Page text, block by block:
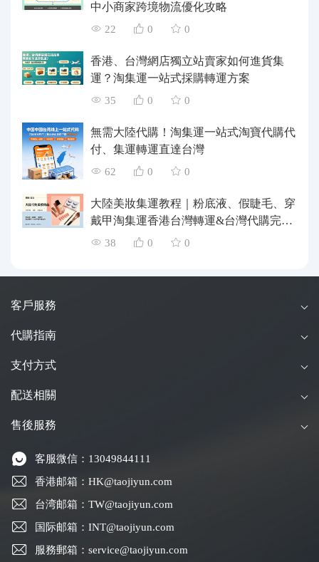
中小商家跨境物流優化攻略
22 0 0
香港、台灣網店獨立站賣家如何進貨集
運？淘集運一站式採購轉運方案
35 0 0
無需大陸代購！淘集運一站式淘寶代購代
付、集運轉運直達台灣
62 0 0
大陸美妝集運教程｜粉底液、假睫毛、穿
戴甲淘集運香港台灣轉運&台灣代購完整
指南
38 0 0
客戶服務
代購指南
支付方式
配送相關
售後服務
客服微信：13049844111
香港邮箱：HK@taojiyun.com
台湾邮箱：TW@taojiyun.com
国际邮箱：INT@taojiyun.com
服務郵箱：service@taojiyun.com